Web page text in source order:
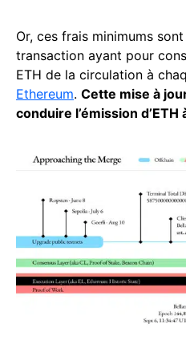
Or, ces frais minimums
transaction ayant pour
ETH de la circulation à
Ethereum. Cette mise à
conduire l’émission